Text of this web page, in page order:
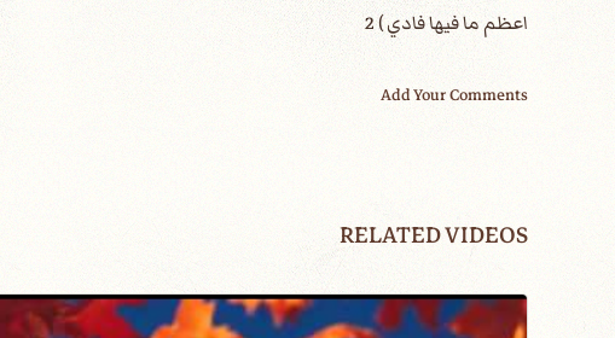
اعظم ما فيها فادي ) 2
Add Your Comments
RELATED VIDEOS